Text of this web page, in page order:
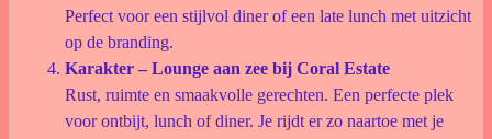
Perfect voor een stijlvol diner of een late lunch met uitzicht
op de branding.
Karakter – Lounge aan zee bij Coral Estate
Rust, ruimte en smaakvolle gerechten. Een perfecte plek
voor ontbijt, lunch of diner. Je rijdt er zo naartoe met je